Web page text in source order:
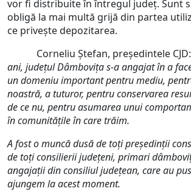
vor fi distribuite în întregul județ. Sunt
obligă la mai multă grijă din partea
ce privește depozitarea.
Corneliu Ștefan, președintele CJD:
ani, județul Dâmbovița s-a angajat în a
un domeniu important pentru mediu,
noastră, a tuturor, pentru conservarea
de ce nu, pentru asumarea unui
în comunitățile în care trăim.
A fost o muncă dusă de toți președinții
de toți consilierii județeni, primari
angajații din consiliul județean, care au
ajungem la acest moment.